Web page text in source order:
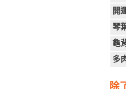
開
琴
龜
多
除